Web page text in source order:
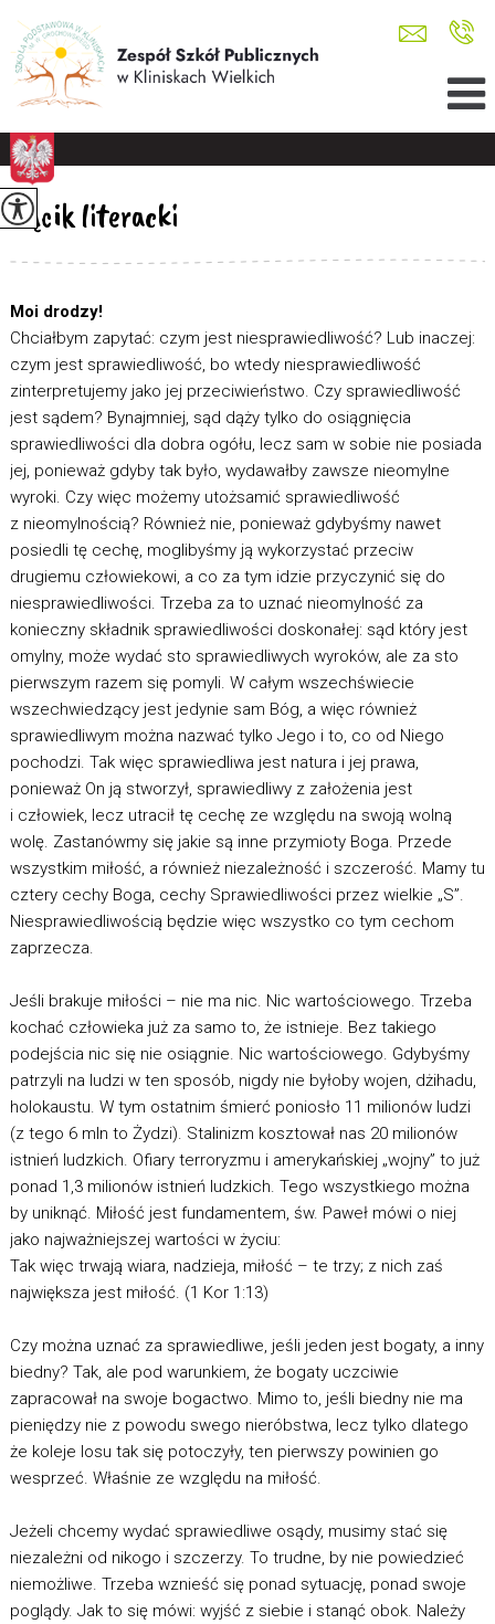
Kącik literacki
Moi drodzy!
Chciałbym zapytać: czym jest niesprawiedliwość? Lub inaczej:
czym jest sprawiedliwość, bo wtedy niesprawiedliwość
zinterpretujemy jako jej przeciwieństwo. Czy sprawiedliwość
jest sądem? Bynajmniej, sąd dąży tylko do osiągnięcia
sprawiedliwości dla dobra ogółu, lecz sam w sobie nie posiada
jej, ponieważ gdyby tak było, wydawałby zawsze nieomylne
wyroki. Czy więc możemy utożsamić sprawiedliwość
z nieomylnością? Również nie, ponieważ gdybyśmy nawet
posiedli tę cechę, moglibyśmy ją wykorzystać przeciw
drugiemu człowiekowi, a co za tym idzie przyczynić się do
niesprawiedliwości. Trzeba za to uznać nieomylność za
konieczny składnik sprawiedliwości doskonałej: sąd który jest
omylny, może wydać sto sprawiedliwych wyroków, ale za sto
pierwszym razem się pomyli. W całym wszechświecie
wszechwiedzący jest jedynie sam Bóg, a więc również
sprawiedliwym można nazwać tylko Jego i to, co od Niego
pochodzi. Tak więc sprawiedliwa jest natura i jej prawa,
ponieważ On ją stworzył, sprawiedliwy z założenia jest
i człowiek, lecz utracił tę cechę ze względu na swoją wolną
wolę. Zastanówmy się jakie są inne przymioty Boga. Przede
wszystkim miłość, a również niezależność i szczerość. Mamy tu
cztery cechy Boga, cechy Sprawiedliwości przez wielkie „S”.
Niesprawiedliwością będzie więc wszystko co tym cechom
zaprzecza.
Jeśli brakuje miłości – nie ma nic. Nic wartościowego. Trzeba
kochać człowieka już za samo to, że istnieje. Bez takiego
podejścia nic się nie osiągnie. Nic wartościowego. Gdybyśmy
patrzyli na ludzi w ten sposób, nigdy nie byłoby wojen, dżihadu,
holokaustu. W tym ostatnim śmierć poniosło 11 milionów ludzi
(z tego 6 mln to Żydzi). Stalinizm kosztował nas 20 milionów
istnień ludzkich. Ofiary terroryzmu i amerykańskiej „wojny” to już
ponad 1,3 milionów istnień ludzkich. Tego wszystkiego można
by uniknąć. Miłość jest fundamentem, św. Paweł mówi o niej
jako najważniejszej wartości w życiu:
Tak więc trwają wiara, nadzieja, miłość – te trzy; z nich zaś
największa jest miłość. (1 Kor 1:13)
Czy można uznać za sprawiedliwe, jeśli jeden jest bogaty, a inny
biedny? Tak, ale pod warunkiem, że bogaty uczciwie
zapracował na swoje bogactwo. Mimo to, jeśli biedny nie ma
pieniędzy nie z powodu swego nieróbstwa, lecz tylko dlatego
że koleje losu tak się potoczyły, ten pierwszy powinien go
wesprzeć. Właśnie ze względu na miłość.
Jeżeli chcemy wydać sprawiedliwe osądy, musimy stać się
niezależni od nikogo i szczerzy. To trudne, by nie powiedzieć
niemożliwe. Trzeba wznieść się ponad sytuację, ponad swoje
poglądy. Jak to się mówi: wyjść z siebie i stanąć obok. Należy